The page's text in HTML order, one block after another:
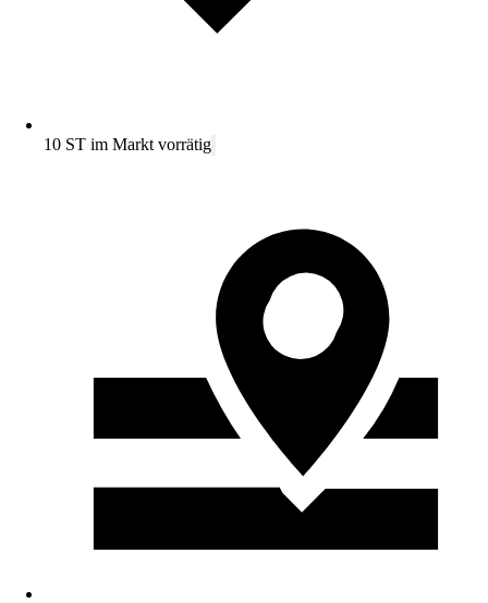
10 ST im Markt vorrätig